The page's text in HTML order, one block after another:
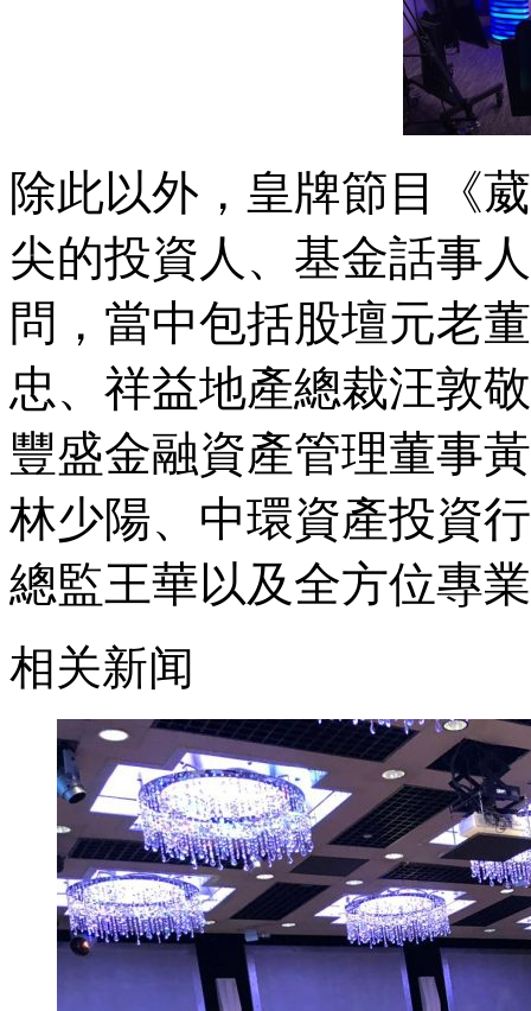
除此以外，皇牌節目《
尖的投資人、基金話事
問，當中包括股壇元老
忠、祥益地產總裁汪敦
豐盛金融資產管理董事
林少陽、中環資產投資
總監王華以及全方位專
相关新闻